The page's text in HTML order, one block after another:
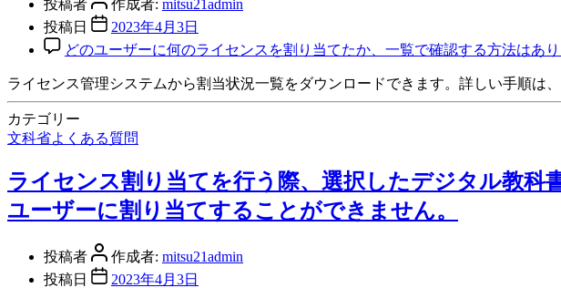
投稿者 作成者: mitsu21admin
投稿日
2023年4月3日
どのユーザーに何のライセンスを割り当てたか、一覧で確認する方法はあ
ライセンス管理システムから割当状況一覧をダウンロードできます。詳しい手順は
カテゴリー
文科省よくある質問
ライセンス割り当てを行う際、選択したデジタル教
ユーザーに割り当てすることができません。
投稿者 作成者: mitsu21admin
投稿日
2023年4月3日